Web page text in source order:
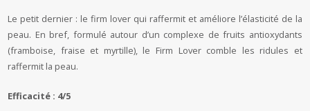
Le petit dernier : le firm lover qui raffermit et améliore l’élasticité de la
peau. En bref, formulé autour d’un complexe de fruits antioxydants
(framboise, fraise et myrtille), le Firm Lover comble les ridules et
raffermit la peau.
Efficacité : 4/5